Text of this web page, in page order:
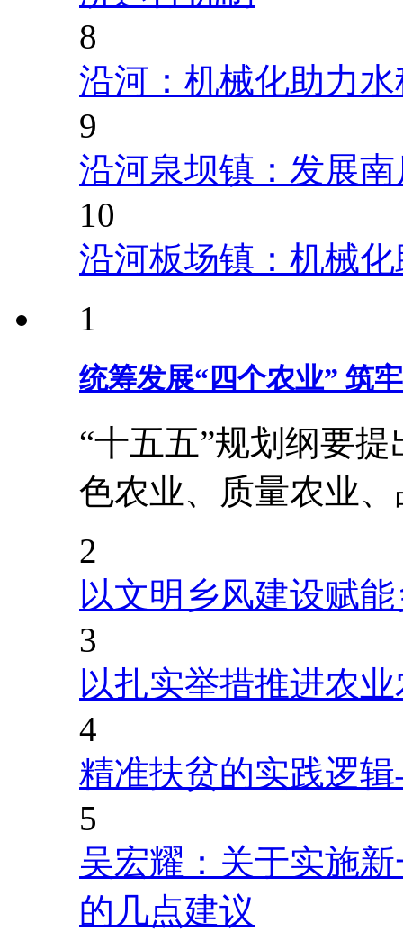
8
沿河：机械化助力
9
沿河泉坝镇：发展
10
沿河板场镇：机械
1
统筹发展“四个农业” 筑
“十五五”规划纲要
色农业、质量农业
2
以文明乡风建设赋
3
以扎实举措推进农
4
精准扶贫的实践逻
5
吴宏耀：关于实施
的几点建议